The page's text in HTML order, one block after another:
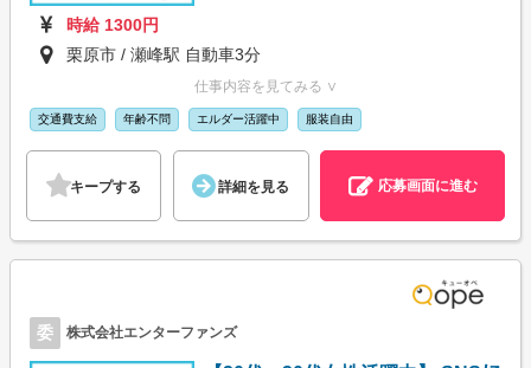
時給 1300円
栗原市 / 瀬峰駅 自動車3分
仕事内容を見てみる ∨
交通費支給 年齢不問 エルダー活躍中 服装自由
キープする 詳細を見る 応募画面に進む
委 株式会社エンターファンズ